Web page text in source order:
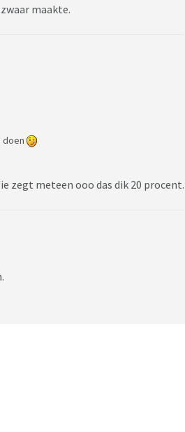
maakte.
doen
zegt meteen ooo das dik 20 procent.